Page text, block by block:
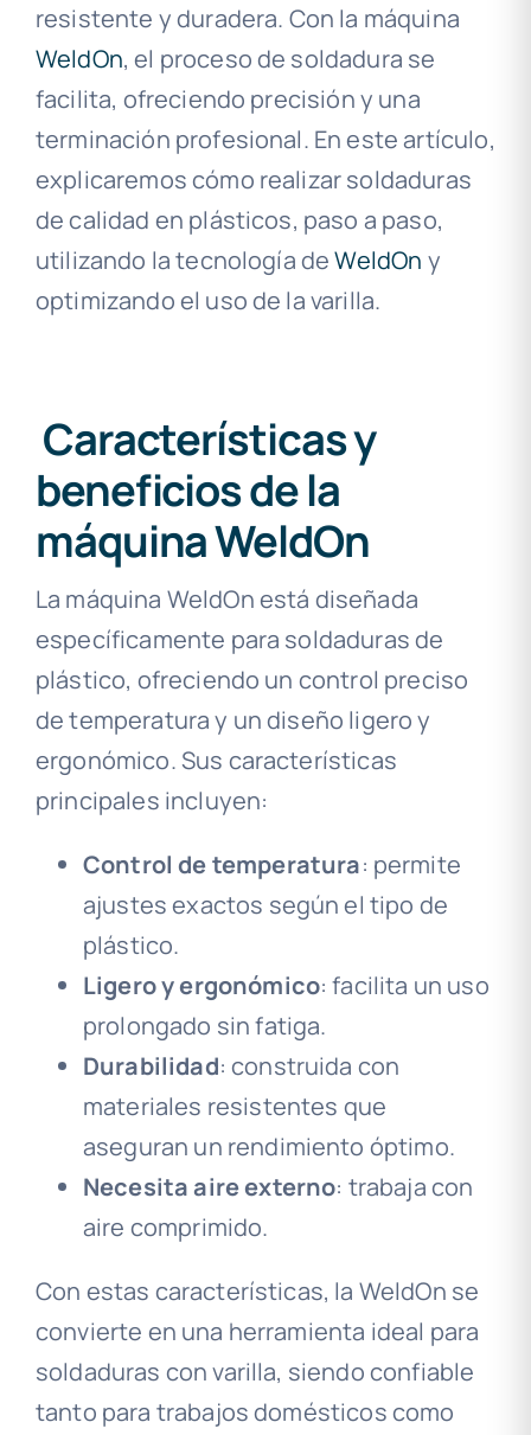
resistente y duradera. Con la máquina
WeldOn, el proceso de soldadura se
facilita, ofreciendo precisión y una
terminación profesional. En este artículo,
explicaremos cómo realizar soldaduras
de calidad en plásticos, paso a paso,
utilizando la tecnología deWeldOn y
optimizando el uso de la varilla.
Características y
beneficios de la
máquina WeldOn
La máquina WeldOn está diseñada
específicamente para soldaduras de
plástico, ofreciendo un control preciso
de temperatura y un diseño ligero y
ergonómico. Sus características
principales incluyen:
Control de temperatura: permite
ajustes exactos según el tipo de
plástico.
Ligero y ergonómico: facilita un uso
prolongado sin fatiga.
Durabilidad: construida con
materiales resistentes que
aseguran un rendimiento óptimo.
Necesita aire externo: trabaja con
aire comprimido.
Con estas características, la WeldOn se
convierte en una herramienta ideal para
soldaduras con varilla, siendo confiable
tanto para trabajos domésticos como